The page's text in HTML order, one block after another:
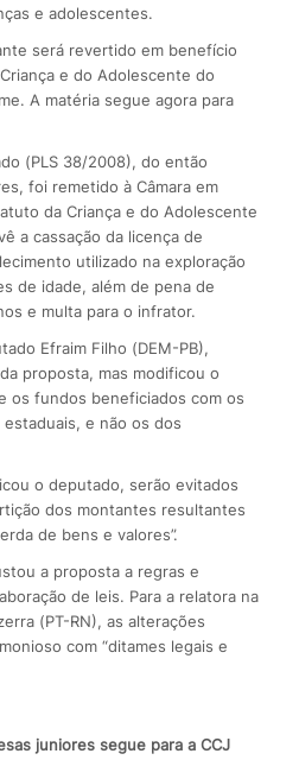
e adolescentes.
será revertido em benefício
e do Adolescente do
A matéria segue agora para
(PLS 38/2008), do então
foi remetido à Câmara em
da Criança e do Adolescente
a cassação da licença de
utilizado na exploração
de idade, além de pena de
e multa para o infrator.
Efraim Filho (DEM-PB),
proposta, mas modificou o
os fundos beneficiados com os
e não os dos
o deputado, serão evitados
dos montantes resultantes
de bens e valores”.
a proposta a regras e
de leis. Para a relatora na
(PT-RN), as alterações
com “ditames legais e
juniores segue para a CCJ